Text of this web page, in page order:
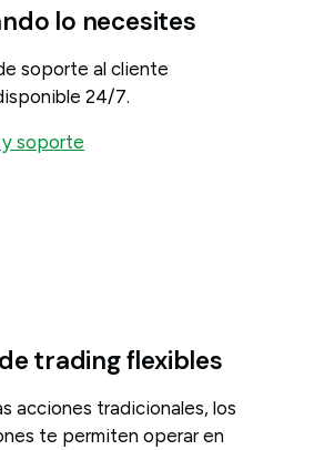
lo necesites
soporte al cliente
24/7.
soporte
trading flexibles
acciones tradicionales, los
te permiten operar en